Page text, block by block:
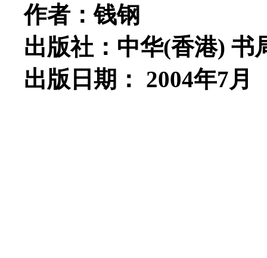
作者：钱钢
出版社：中华(香港) 书
出版日期：
2004年7月